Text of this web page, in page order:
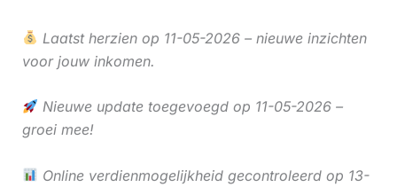
Laatst herzien op 11-05-2026 – nieuwe inzichten
voor jouw inkomen.
Nieuwe update toegevoegd op 11-05-2026 –
groei mee!
Online verdienmogelijkheid gecontroleerd op 13-